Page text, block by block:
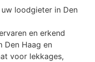
loodgieter in Den
en erkend
Den Haag en
voor lekkages,